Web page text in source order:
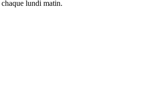
chaque lundi matin.